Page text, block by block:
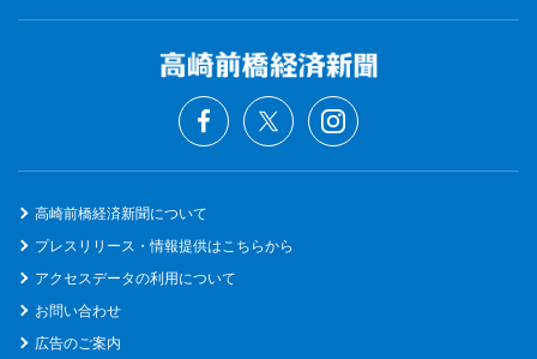
高崎前橋経済新聞について
プレスリリース・情報提供はこちらから
アクセスデータの利用について
お問い合わせ
広告のご案内